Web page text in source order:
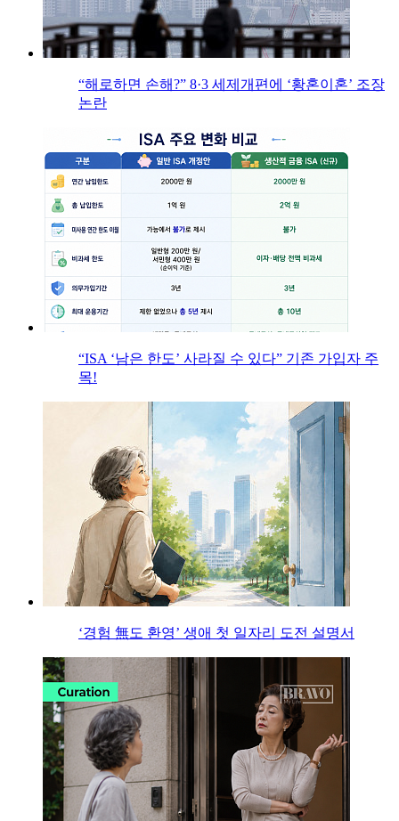
“해로하면 손해?” 8·3 세제개편에 ‘황혼이혼’ 조장
논란
“ISA ‘남은 한도’ 사라질 수 있다” 기존 가입자 주
목!
‘경험 無도 환영’ 생애 첫 일자리 도전 설명서